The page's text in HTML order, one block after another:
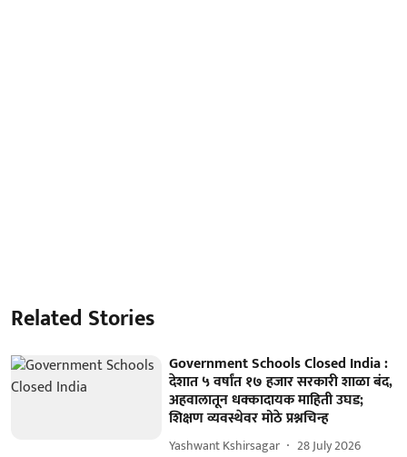
Related Stories
Government Schools Closed India :
देशात ५ वर्षांत १७ हजार सरकारी शाळा बंद,
अहवालातून धक्कादायक माहिती उघड;
शिक्षण व्यवस्थेवर मोठे प्रश्नचिन्ह
Yashwant Kshirsagar 28 July 2026